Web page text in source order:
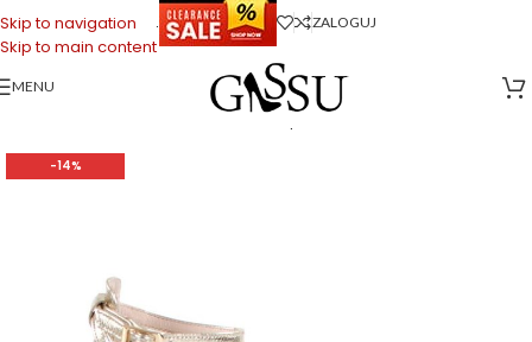
Skip to navigation
Skip to main content
. ZALOGUJ
MENU
Strona główna Sklep firmowy Gassu>Buty Damskie
-14%